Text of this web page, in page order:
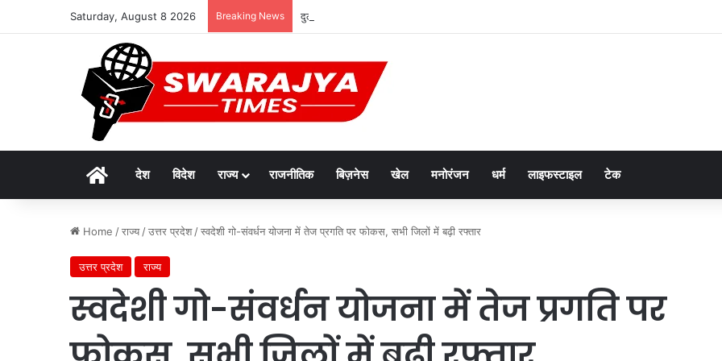
Saturday, August 8 2026 Breaking News दुर्लभ पैंगोलिन तस्करी मामले में आरोपी की जमानत याचिका खारिज
Homeदेश विदेश राज्य राजनीतिक बिज़नेस खेल मनोरंजन धर्म लाइफस्टाइल टेक
Home /राज्य /उत्तर प्रदेश /स्वदेशी गो-संवर्धन योजना में तेज प्रगति पर फोकस, सभी जिलों में बढ़ी रफ्तार
उत्तर प्रदेश राज्य
स्वदेशी गो-संवर्धन योजना में तेज प्रगति पर